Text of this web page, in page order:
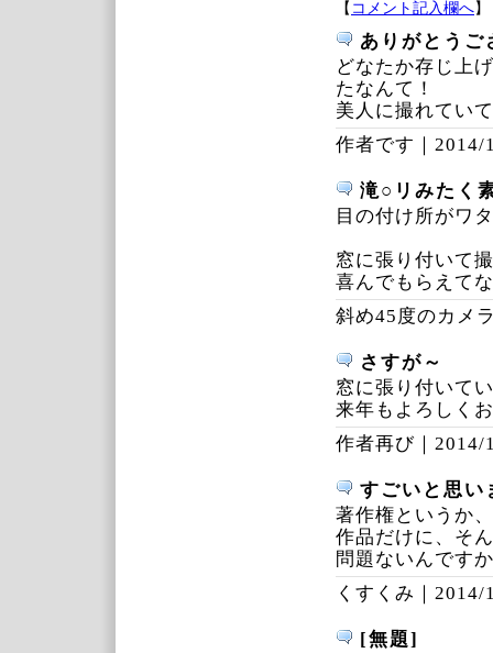
【 コメント記入欄へ】
ありがとうご
どなたか存じ上
たなんて！
美人に撮れてい
作者です｜ 2014/
滝○リみたく
目の付け所がワ
窓に張り付いて
喜んでもらえ
斜め45度のカメ
さすが～
窓に張り付いて
来年もよろしく
作者再び｜ 2014/
すごいと思い
著作権というか
作品だけに、そ
問題ないんです
くすくみ｜ 2014/
[無題]